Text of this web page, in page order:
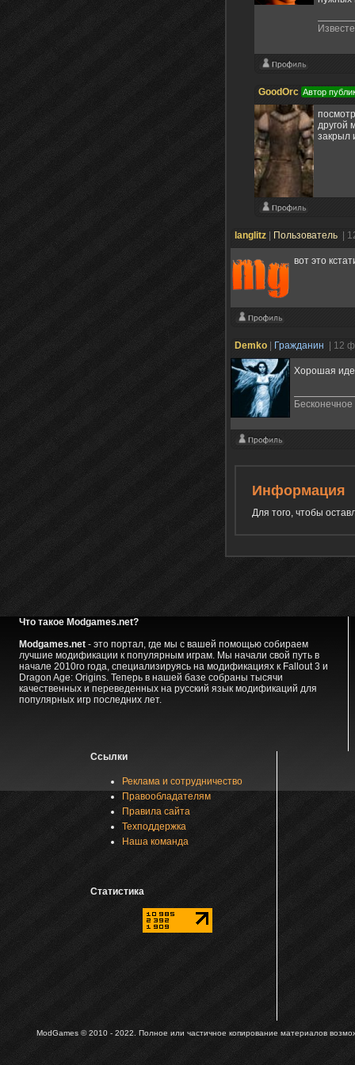
GoodOrc Автор
другой
закрыл
langlitz Пользователь |
вот это
Demko Гражданин | 12
Хорошая
Бесконечное
Информация
Для того, чтобы
Что такое Modgames.net?
Modgames.net- это портал, где мы с вашей помощью собираем
лучшие модификации к популярным играм. Мы начали свой путь в
начале 2010го года, специализируясь на модификациях к Fallout 3 и
Dragon Age: Origins. Теперь в нашей базе собраны тысячи
качественных и переведенных на русский язык модификаций для
популярных игр последних лет.
Ссылки
Реклама и сотрудничество
Правообладателям
Правила сайта
Техподдержка
Наша команда
Статистика
ModGames © 2010 - 2022. Полное или частичное копирование материалов